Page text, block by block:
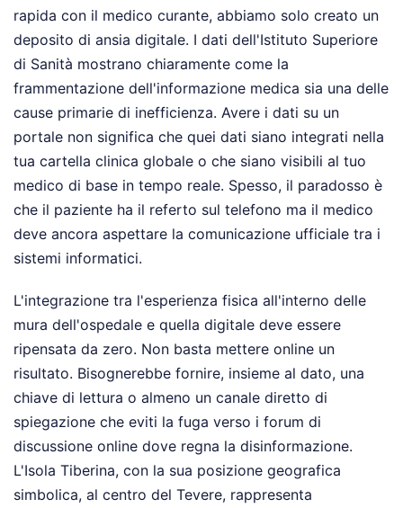
rapida con il medico curante, abbiamo solo creato un
deposito di ansia digitale. I dati dell'Istituto Superiore
di Sanità mostrano chiaramente come la
frammentazione dell'informazione medica sia una delle
cause primarie di inefficienza. Avere i dati su un
portale non significa che quei dati siano integrati nella
tua cartella clinica globale o che siano visibili al tuo
medico di base in tempo reale. Spesso, il paradosso è
che il paziente ha il referto sul telefono ma il medico
deve ancora aspettare la comunicazione ufficiale tra i
sistemi informatici.
L'integrazione tra l'esperienza fisica all'interno delle
mura dell'ospedale e quella digitale deve essere
ripensata da zero. Non basta mettere online un
risultato. Bisognerebbe fornire, insieme al dato, una
chiave di lettura o almeno un canale diretto di
spiegazione che eviti la fuga verso i forum di
discussione online dove regna la disinformazione.
L'Isola Tiberina, con la sua posizione geografica
simbolica, al centro del Tevere, rappresenta